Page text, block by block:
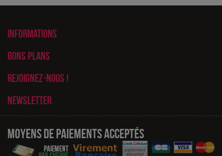
Informations
Bons plans
Rejoignez-nous !
Newsletter
Moyens de paiements acceptés